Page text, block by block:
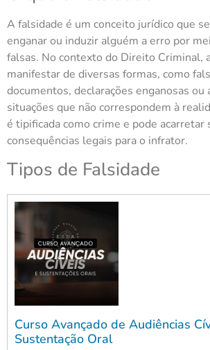
A falsidade é um conceito jurídico que
enganar ou induzir alguém a erro por
falsas. No contexto do Direito Criminal,
manifestar de diversas formas, como
documentos, declarações enganosas ou
situações que não correspondem à
é tipificada como crime e pode acarretar
consequências legais para o infrator.
Tipos de Falsidade
Curso Avançado de Audiências
Sustentação Oral